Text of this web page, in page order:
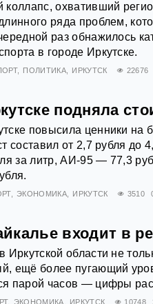
коллапс, охвативший
ряда проблем,
раз обнажилось
в городе Иркутске.
ПОЛИТИКА ИРКУТСК 22676
подняла
повысила ценники на
составил от 2,7 рубля до
за литр, АИ‑95 — 77,3
ЭКОНОМИКА ИРКУТСК 3510
входит в
Иркутской области не
ещё более пугающий
парой часов — цифры
ЭКОНОМИКА ИРКУТСК 10748